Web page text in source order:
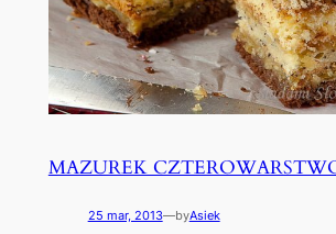
MAZUREK
25 mar, 2013—byAsiek